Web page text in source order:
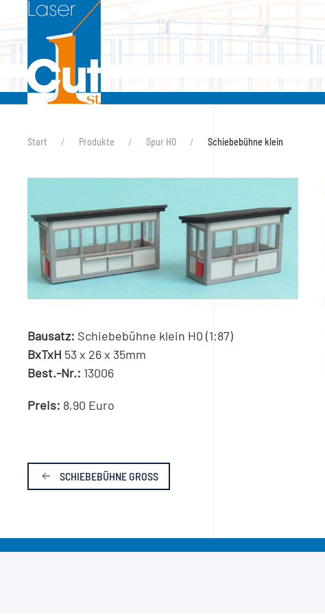
Skip to main content
Start Produkte Spur H0 Schiebebühne klein
Bausatz: Schiebebühne klein H0 (1:87)
BxTxH 53 x 26 x 35mm
Best.-Nr.: 13006
Preis: 8,90 Euro
SCHIEBEBÜHNE GROSS